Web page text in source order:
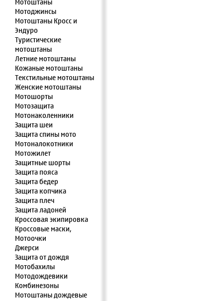
Мотоджинсы
Мотоштаны Кросс и
Эндуро
Туристические
мотоштаны
Летние мотоштаны
Кожаные мотоштаны
Текстильные мотоштаны
Женские мотоштаны
Мотошорты
Мотозащита
Мотонаколенники
Защита шеи
Защита спины мото
Мотоналокотники
Мотожилет
Защитные шорты
Защита пояса
Защита бедер
Защита копчика
Защита плеч
Защита ладоней
Кроссовая экипировка
Кроссовые маски,
Мотоочки
Джерси
Защита от дождя
Мотобахилы
Мотодождевики
Комбинезоны
Мотоштаны дождевые